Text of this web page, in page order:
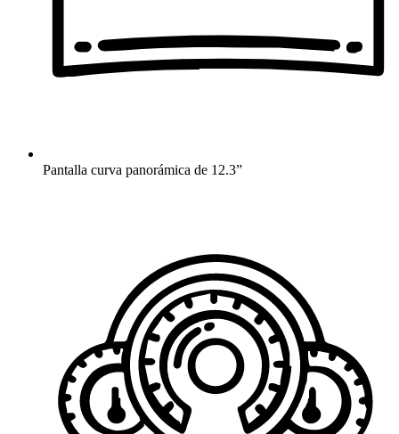
Pantalla curva panorámica de 12.3”